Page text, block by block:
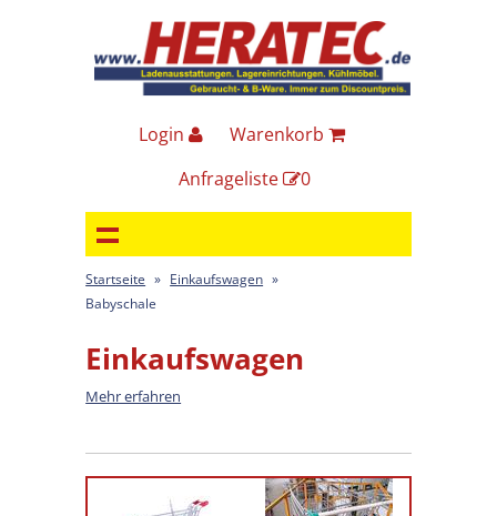
Login
Warenkorb
Anfrageliste
0
Startseite » Einkaufswagen »
Babyschale
Einkaufswagen
Mehr erfahren